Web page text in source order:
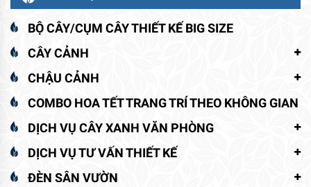
BỘ CÂY/CỤM CÂY THIẾT KẾ BIG SIZE
CÂY CẢNH
CHẬU CẢNH
COMBO HOA TẾT TRANG TRÍ THEO KHÔNG GIAN
DỊCH VỤ CÂY XANH VĂN PHÒNG
DỊCH VỤ TƯ VẤN THIẾT KẾ
ĐÈN SÂN VƯỜN